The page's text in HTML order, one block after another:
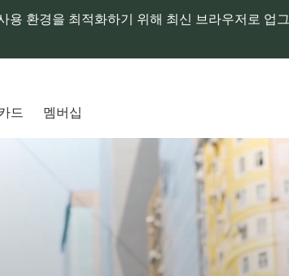
용 환경을 최적화하기 위해 최신 브라우저로 업그
드 멤버십